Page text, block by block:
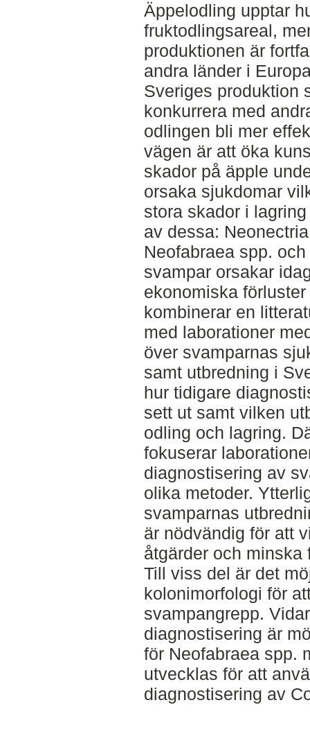
Äppelodling upptar
fruktodlingsareal,
produktionen är
andra länder i
Sveriges produktion
konkurrera med
odlingen bli mer
vägen är att öka
skador på äpple
orsaka sjukdomar
stora skador i
av dessa:
Neofabraea spp.
svampar orsakar
ekonomiska
kombinerar en
med laborationer
över svamparnas
samt utbredning i
hur tidigare
sett ut samt vilken
odling och lagring.
fokuserar
diagnostisering av
olika metoder.
svamparnas
är nödvändig för att
åtgärder och minska
Till viss del är det
kolonimorfologi för
svampangrepp.
diagnostisering är
för Neofabraea spp.
utvecklas för att
diagnostisering av